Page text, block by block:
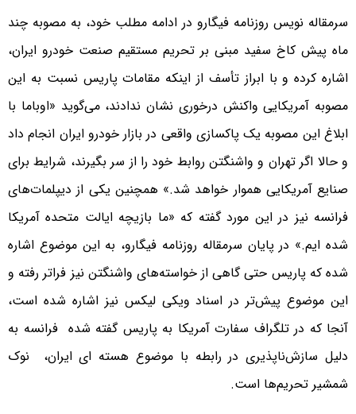
سرمقاله نویس روزنامه فیگارو در ادامه مطلب خود، به مصوبه چند
ماه پیش کاخ سفید مبنی بر تحریم مستقیم صنعت خودرو ایران،
اشاره کرده و با ابراز تأسف از اینکه مقامات پاریس نسبت به این
مصوبه آمریکایی واکنش درخوری نشان ندادند، می‌گوید «اوباما با
ابلاغ این مصوبه یک پاکسازی واقعی در بازار خودرو ایران انجام داد
و حالا اگر تهران و واشنگتن روابط خود را از سر بگیرند، شرایط برای
صنایع آمریکایی هموار خواهد شد.» همچنین یکی از دیپلمات‌های
فرانسه نیز در این مورد گفته که «ما بازیچه ایالت متحده آمریکا
شده ایم.» در پایان سرمقاله روزنامه فیگارو، به این موضوع اشاره
شده که پاریس حتی گاهی از خواسته‌های واشنگتن نیز فراتر رفته و
این موضوع پیش‌تر در اسناد ویکی لیکس نیز اشاره شده است،
آنجا که در تلگراف سفارت آمریکا به پاریس گفته شده فرانسه به
دلیل سازش‌ناپذیری در رابطه با موضوع هسته ای ایران، نوک
شمشیر تحریم‌ها است.